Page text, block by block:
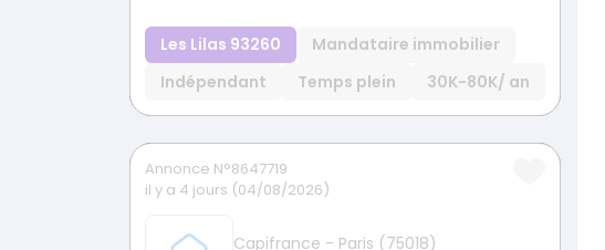
Les Lilas 93260
Mandataire immobilier
Indépendant
Temps plein 30K-80K/ an
Annonce N°8647719
il y a 4 jours (04/08/2026)
Capifrance - Paris (75018)